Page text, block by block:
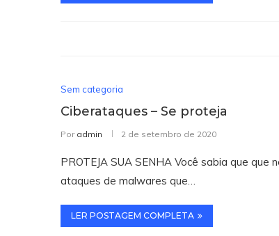
Sem categoria
Ciberataques – Se proteja
Por admin 2 de setembro de 2020
PROTEJA SUA SENHA Você sabia que
ataques de malwares que…
LER POSTAGEM COMPLETA